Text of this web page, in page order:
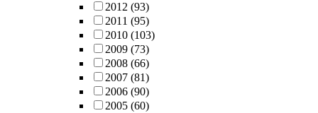
2012 (93)
2011 (95)
2010 (103)
2009 (73)
2008 (66)
2007 (81)
2006 (90)
2005 (60)